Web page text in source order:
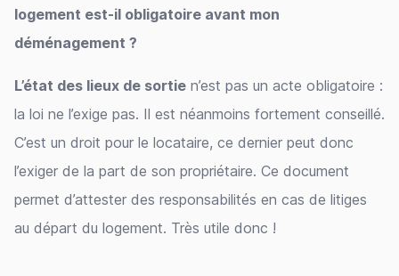
logement est-il obligatoire avant mon
déménagement ?
L’état des lieux de sortie n’est pas un acte obligatoire :
la loi ne l’exige pas. Il est néanmoins fortement conseillé.
C’est un droit pour le locataire, ce dernier peut donc
l’exiger de la part de son propriétaire. Ce document
permet d’attester des responsabilités en cas de litiges
au départ du logement. Très utile donc !